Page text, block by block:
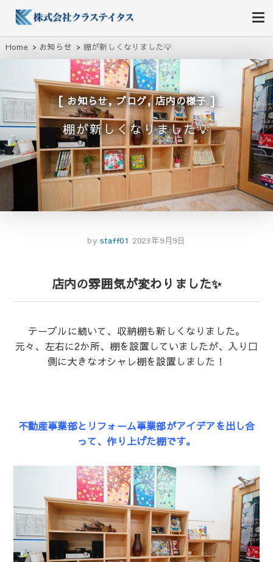
株式会社クラステイタス
地域のコミュニティーを大切にする企業
Home お知らせ 棚が新しくなりました💡
お知らせ,ブログ,店内の様子
棚が新しくなりました💡
by staff01 2023年9月9日
店内の雰囲気が変わりました✨
テーブルに続いて、収納棚も新しくなりました。
元々、左右に2か所、棚を設置していましたが、入り口
側に大きなオシャレ棚を設置しました！
不動産事業部とリフォーム事業部がアイデアを出し合
って、作り上げた棚です。